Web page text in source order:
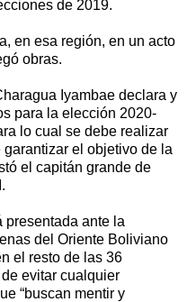
de 2019.
en esa región, en un acto
obras.
Iyambae declara y
para la elección 2020-
lo cual se debe realizar
el objetivo de la
el capitán grande de
presentada ante la
del Oriente Boliviano
el resto de las 36
evitar cualquier
“buscan mentir y